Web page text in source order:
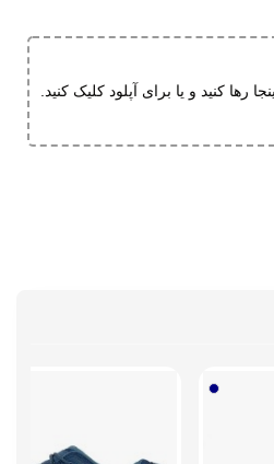
بادوام و محکم
رها کنید و یا برای آپلود کلیک کنید.